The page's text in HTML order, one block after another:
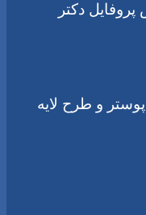
دکتر
و طرح لایه